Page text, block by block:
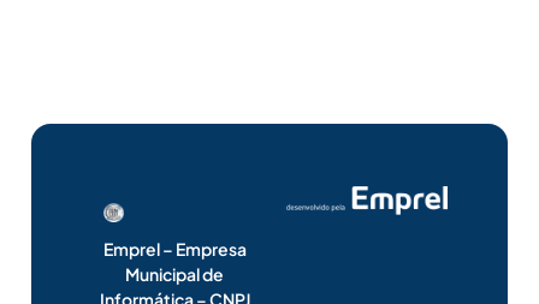
Emprel – Empresa
Municipal de
Informática – CNPJ